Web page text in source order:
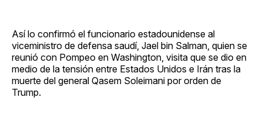
Así lo confirmó el funcionario estadounidense al
viceministro de defensa saudí, Jael bin Salman, quien se
reunió con Pompeo en Washington, visita que se dio en
medio de la tensión entre Estados Unidos e Irán tras la
muerte del general Qasem Soleimani por orden de
Trump.